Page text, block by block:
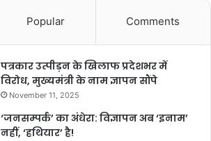
Popular Comments
पत्रकार उत्पीड़न के खिलाफ प्रदेशभर में
विरोध, मुख्यमंत्री के नाम ज्ञापन सौंपे
November 11, 2025
‘जनसम्पर्क’ का अंधेरा: विज्ञापन अब ‘इनाम’
नहीं, ‘हथियार’ है!